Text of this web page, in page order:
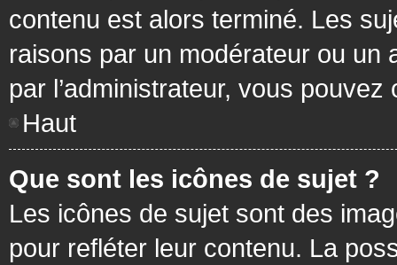
contenu est alors terminé. Les
raisons par un modérateur ou un
par l’administrateur, vous
Haut
Que sont les icônes de sujet ?
Les icônes de sujet sont des
pour refléter leur contenu. La